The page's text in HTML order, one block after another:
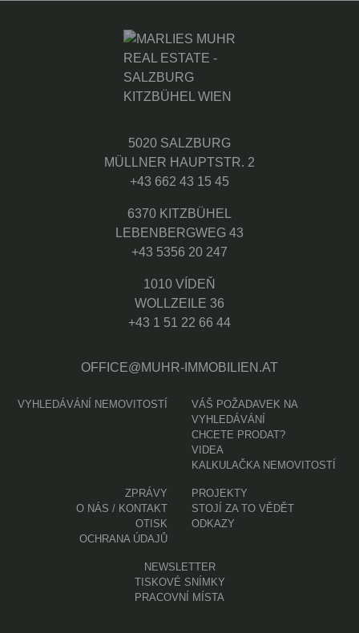
5020 SALZBURG
MÜLLNER HAUPTSTR. 2
+43 662 43 15 45
6370 KITZBÜHEL
LEBENBERGWEG 43
+43 5356 20 247
1010 VÍDEŇ
WOLLZEILE 36
+43 1 51 22 66 44
OFFICE@MUHR-IMMOBILIEN.AT
VYHLEDÁVÁNÍ NEMOVITOSTÍ
VÁŠ POŽADAVEK NA
VYHLEDÁVÁNÍ
CHCETE PRODAT?
VIDEA
KALKULAČKA NEMOVITOSTÍ
ZPRÁVY
O NÁS / KONTAKT
OTISK
OCHRANA ÚDAJŮ
PROJEKTY
STOJÍ ZA TO VĚDĚT
ODKAZY
NEWSLETTER
TISKOVÉ SNÍMKY
PRACOVNÍ MÍSTA